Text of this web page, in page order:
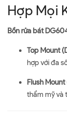
Hợp Mọi
Bồn rửa bát
Top Mount
hợp với đa
Flush
thẩm mỹ và